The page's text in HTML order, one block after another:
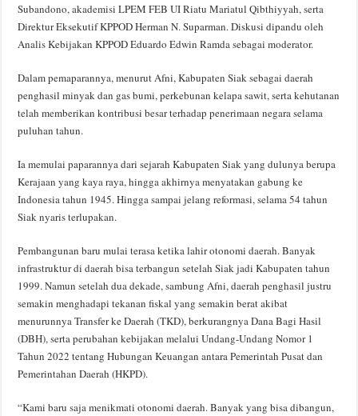
Subandono, akademisi LPEM FEB UI Riatu Mariatul Qibthiyyah, serta
Direktur Eksekutif KPPOD Herman N. Suparman. Diskusi dipandu oleh
Analis Kebijakan KPPOD Eduardo Edwin Ramda sebagai moderator.
Dalam pemaparannya, menurut Afni, Kabupaten Siak sebagai daerah
penghasil minyak dan gas bumi, perkebunan kelapa sawit, serta kehutanan
telah memberikan kontribusi besar terhadap penerimaan negara selama
puluhan tahun.
Ia memulai paparannya dari sejarah Kabupaten Siak yang dulunya berupa
Kerajaan yang kaya raya, hingga akhirnya menyatakan gabung ke
Indonesia tahun 1945. Hingga sampai jelang reformasi, selama 54 tahun
Siak nyaris terlupakan.
Pembangunan baru mulai terasa ketika lahir otonomi daerah. Banyak
infrastruktur di daerah bisa terbangun setelah Siak jadi Kabupaten tahun
1999. Namun setelah dua dekade, sambung Afni, daerah penghasil justru
semakin menghadapi tekanan fiskal yang semakin berat akibat
menurunnya Transfer ke Daerah (TKD), berkurangnya Dana Bagi Hasil
(DBH), serta perubahan kebijakan melalui Undang-Undang Nomor 1
Tahun 2022 tentang Hubungan Keuangan antara Pemerintah Pusat dan
Pemerintahan Daerah (HKPD).
“Kami baru saja menikmati otonomi daerah. Banyak yang bisa dibangun,